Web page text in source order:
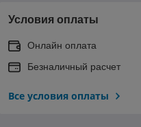
Условия оплаты
Онлайн оплата
Безналичный расчет
Все условия оплаты